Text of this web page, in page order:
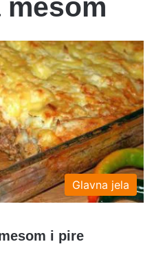
mesom
Glavna jela
i pire